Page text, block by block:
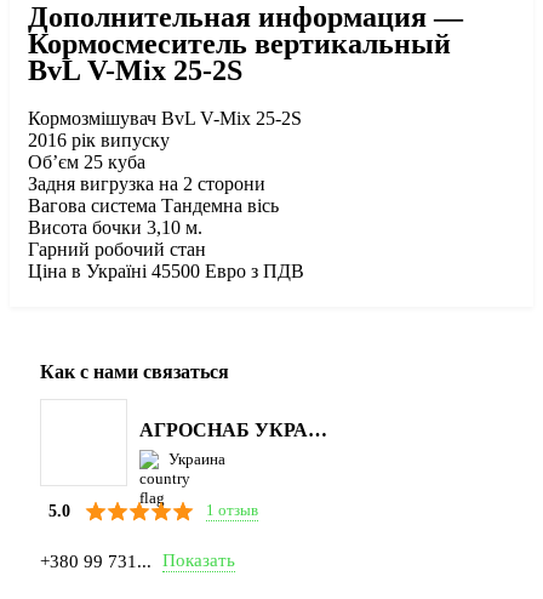
Дополнительная информация —
Кормосмеситель вертикальный
BvL V-Mix 25-2S
Кормозмішувач BvL V-Mix 25-2S
2016 рік випуску
Об’єм 25 куба
Задня вигрузка на 2 сторони
Вагова система Тандемна вісь
Висота бочки 3,10 м.
Гарний робочий стан
Ціна в Україні 45500 Евро з ПДВ
Как с нами связаться
АГРОСНАБ УКРАЇНА
Украина
5.0 1 отзыв
+380 99 731... Показать